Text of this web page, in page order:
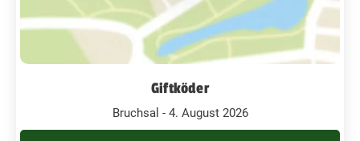
Giftköder
Bruchsal - 4. August 2026